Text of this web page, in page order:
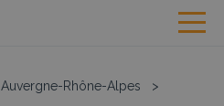
Auvergne-Rhône-Alpes >